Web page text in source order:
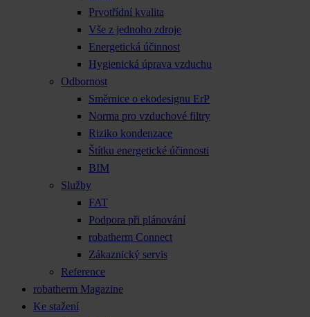
Prvotřídní kvalita
Vše z jednoho zdroje
Energetická účinnost
Hygienická úprava vzduchu
Odbornost
Směrnice o ekodesignu ErP
Norma pro vzduchové filtry
Riziko kondenzace
Štítku energetické účinnosti
BIM
Služby
FAT
Podpora při plánování
robatherm Connect
Zákaznický servis
Reference
robatherm Magazine
Ke stažení